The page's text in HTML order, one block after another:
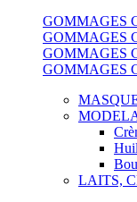
GOMMAGES
GOMMAGES
GOMMAGES
GOMMAGES
LAITS,